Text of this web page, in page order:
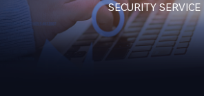
SECURITY SERVICE